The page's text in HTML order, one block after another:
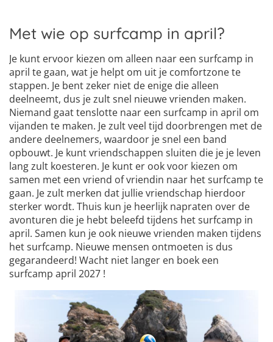
Met wie op surfcamp in april?
Je kunt ervoor kiezen om alleen naar een surfcamp in
april te gaan, wat je helpt om uit je comfortzone te
stappen. Je bent zeker niet de enige die alleen
deelneemt, dus je zult snel nieuwe vrienden maken.
Niemand gaat tenslotte naar een surfcamp in april om
vijanden te maken. Je zult veel tijd doorbrengen met de
andere deelnemers, waardoor je snel een band
opbouwt. Je kunt vriendschappen sluiten die je je leven
lang zult koesteren. Je kunt er ook voor kiezen om
samen met een vriend of vriendin naar het surfcamp te
gaan. Je zult merken dat jullie vriendschap hierdoor
sterker wordt. Thuis kun je heerlijk napraten over de
avonturen die je hebt beleefd tijdens het surfcamp in
april. Samen kun je ook nieuwe vrienden maken tijdens
het surfcamp. Nieuwe mensen ontmoeten is dus
gegarandeerd! Wacht niet langer en boek een
surfcamp april 2027 !